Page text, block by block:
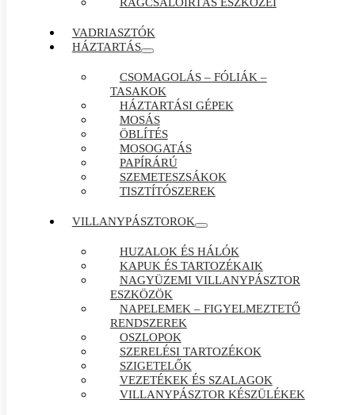
VADRIASZTÓK
HÁZTARTÁS
CSOMAGOLÁS – FÓLIÁK –
TASAKOK
HÁZTARTÁSI GÉPEK
MOSÁS
ÖBLÍTÉS
MOSOGATÁS
PAPÍRÁRÚ
SZEMETESZSÁKOK
TISZTÍTÓSZEREK
VILLANYPÁSZTOROK
HUZALOK ÉS HÁLÓK
KAPUK ÉS TARTOZÉKAIK
NAGYÜZEMI VILLANYPÁSZTOR
ESZKÖZÖK
NAPELEMEK – FIGYELMEZTETŐ
RENDSZEREK
OSZLOPOK
SZERELÉSI TARTOZÉKOK
SZIGETELŐK
VEZETÉKEK ÉS SZALAGOK
VILLANYPÁSZTOR KÉSZÜLÉKEK